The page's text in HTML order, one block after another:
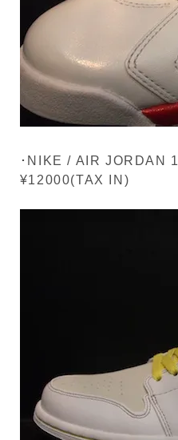
･NIKE / AIR JORDAN
¥12000(TAX IN)